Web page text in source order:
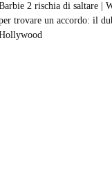
2 rischia di saltare |
trovare un accordo: il